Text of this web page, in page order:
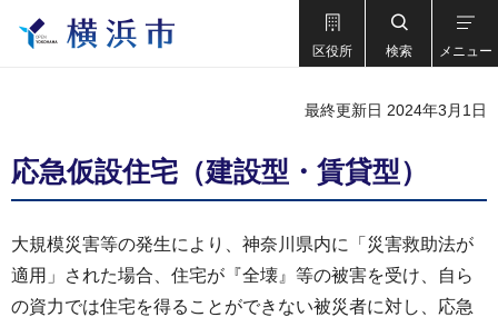
区役所 検索 メニュー
最終更新日 2024年3月1日
応急仮設住宅（建設型・賃貸型）
大規模災害等の発生により、神奈川県内に「災害救助法が
適用」された場合、住宅が『全壊』等の被害を受け、自ら
の資力では住宅を得ることができない被災者に対し、応急